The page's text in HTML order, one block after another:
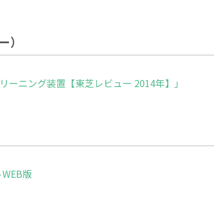
）
ーニング装置【東芝レビュー 2014年】」
版